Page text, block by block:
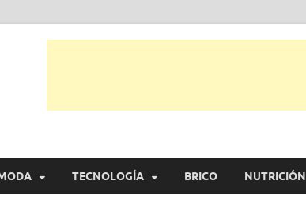
TECNOLOGÍA BRICO NUTRICIÓN